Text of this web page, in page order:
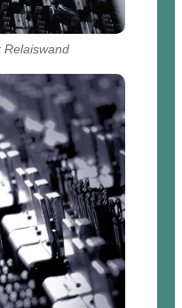
Relaiswand